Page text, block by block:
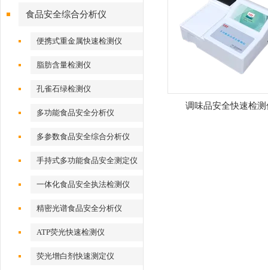
食品安全综合分析仪
便携式重金属快速检测仪
脂肪含量检测仪
孔雀石绿检测仪
多功能食品安全分析仪
多参数食品安全综合分析仪
手持式多功能食品安全测定仪
一体化食品安全执法检测仪
精密光谱食品安全分析仪
ATP荧光快速检测仪
荧光增白剂快速测定仪
调味品安全快速检测